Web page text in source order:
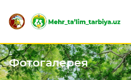
Фотогалерея